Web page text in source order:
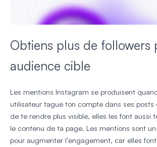
Obtiens plus de followers
audience cible
Les mentions Instagram se produisent
utilisateur tague ton compte dans ses posts
de te rendre plus visible, elles les font aussi
le contenu de ta page. Les mentions sont
pour augmenter l’engagement, car elles